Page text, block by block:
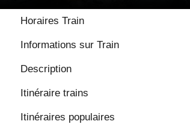
Horaires Train
Informations sur Train
Description
Itinéraire trains
Itinéraires populaires